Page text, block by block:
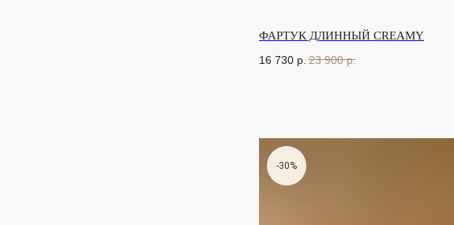
ФАРТУК ДЛИННЫЙ CREAMY
16 730 р. 23 900 р.
-30%